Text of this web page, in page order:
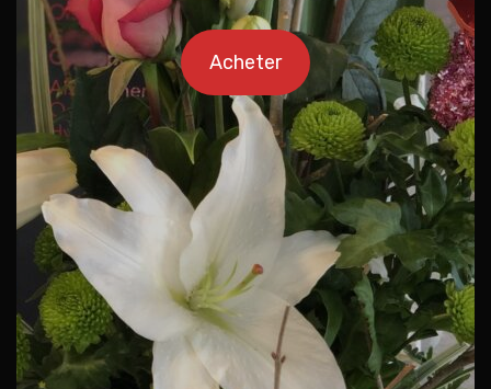
Acheter